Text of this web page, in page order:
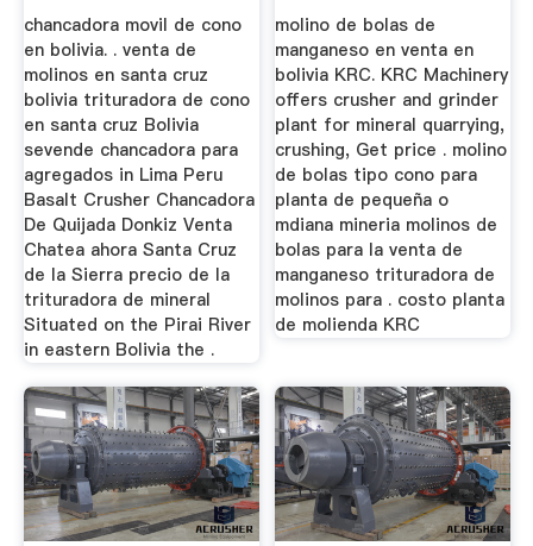
chancadora movil de cono
en bolivia. . venta de
molinos en santa cruz
bolivia trituradora de cono
en santa cruz Bolivia
sevende chancadora para
agregados in Lima Peru
Basalt Crusher Chancadora
De Quijada Donkiz Venta
Chatea ahora Santa Cruz
de la Sierra precio de la
trituradora de mineral
Situated on the Pirai River
in eastern Bolivia the .
molino de bolas de
manganeso en venta en
bolivia KRC. KRC Machinery
offers crusher and grinder
plant for mineral quarrying,
crushing, Get price . molino
de bolas tipo cono para
planta de pequeña o
mdiana mineria molinos de
bolas para la venta de
manganeso trituradora de
molinos para . costo planta
de molienda KRC